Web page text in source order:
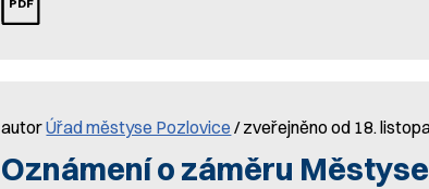
autorÚřad městyse Pozlovice / zveřejněno od 18.
Oznámení o záměru